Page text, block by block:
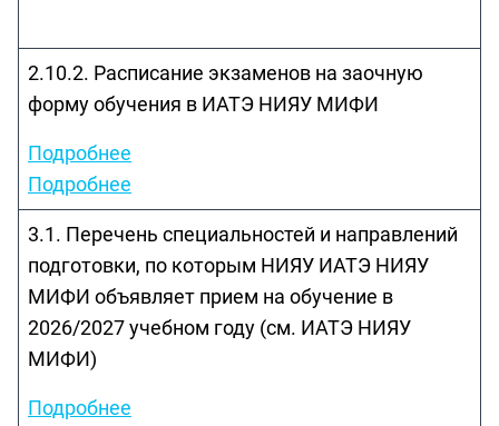
2.10.2. Расписание экзаменов на заочную
форму обучения в ИАТЭ НИЯУ МИФИ
Подробнее
Подробнее
3.1. Перечень специальностей и направлений
подготовки, по которым НИЯУ ИАТЭ НИЯУ
МИФИ объявляет прием на обучение в
2026/2027 учебном году (см. ИАТЭ НИЯУ
МИФИ)
Подробнее